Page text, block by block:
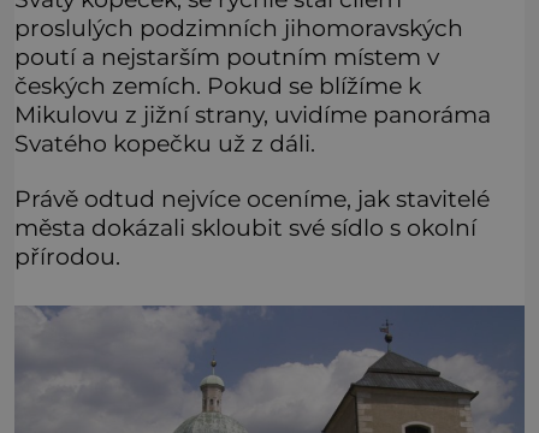
proslulých podzimních jihomoravských
poutí a nejstarším poutním místem v
českých zemích. Pokud se blížíme k
Mikulovu z jižní strany, uvidíme panoráma
Svatého kopečku už z dáli.
Právě odtud nejvíce oceníme, jak stavitelé
města dokázali skloubit své sídlo s okolní
přírodou.